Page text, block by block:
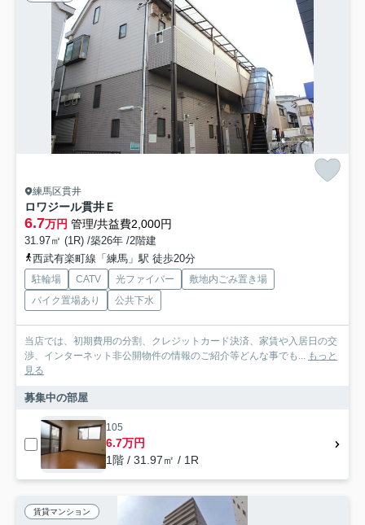
練馬区貫井
ロワジール貫井Ｅ
6.7万円 管理/共益費2,000円
31.97㎡ (1R) /築26年 /2階建
西武有楽町線「練馬」駅 徒歩20分
駐輪場 CATV 光ファイバー
敷地内ごみ置き場
バイク置場あり
公共下水
当店では、初期費用の分割、クレジットカード決済、家賃や入居日の交
渉、インターネット非公開物件の情報のご紹介等どんな事でも... もっと
見る
募集中の部屋
105
6.7万円
1階 / 31.97㎡ / 1R
賃貸マンション